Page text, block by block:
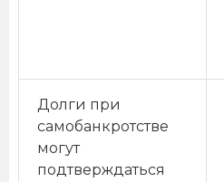
Долги при
самобанкротстве
могут
подтверждаться